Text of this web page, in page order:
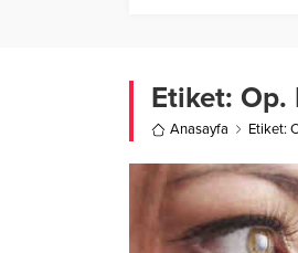
Etiket: Op.
Anasayfa Etiket: